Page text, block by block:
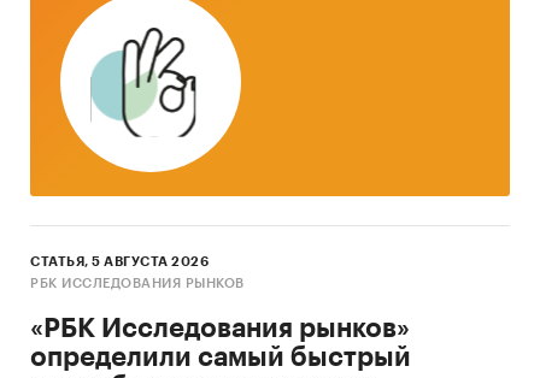
(количественный) анализ с применением
пакетов программ, к которым имеет доступ
наше агентство.
Контент-анализ выполняется в рамках
проведения Desk Research (кабинетное
исследование). В общем виде целью
кабинетного исследования является
проанализировать ситуацию на рынке клея
однокомпонентного ПУР и получить
(рассчитать) показатели, характеризующие его
Метод анализа данных
СТАТЬЯ, 5 АВГУСТА 2026
РБК ИССЛЕДОВАНИЯ РЫНКОВ
«РБК Исследования рынков»
определили самый быстрый